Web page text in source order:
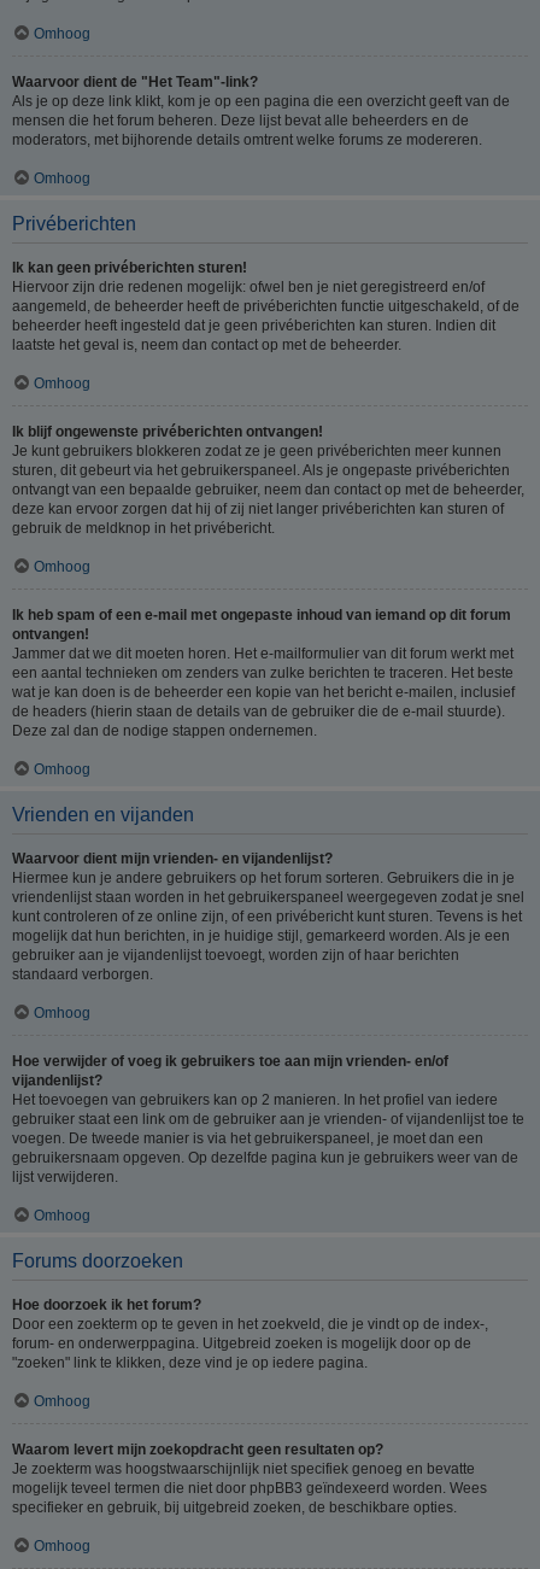
Omhoog
Waarvoor dient de "Het Team"-link?
Als je op deze link klikt, kom je op een pagina die een overzicht geeft van de
mensen die het forum beheren. Deze lijst bevat alle beheerders en de
moderators, met bijhorende details omtrent welke forums ze modereren.
Omhoog
Privéberichten
Ik kan geen privéberichten sturen!
Hiervoor zijn drie redenen mogelijk: ofwel ben je niet geregistreerd en/of
aangemeld, de beheerder heeft de privéberichten functie uitgeschakeld, of de
beheerder heeft ingesteld dat je geen privéberichten kan sturen. Indien dit
laatste het geval is, neem dan contact op met de beheerder.
Omhoog
Ik blijf ongewenste privéberichten ontvangen!
Je kunt gebruikers blokkeren zodat ze je geen privéberichten meer kunnen
sturen, dit gebeurt via het gebruikerspaneel. Als je ongepaste privéberichten
ontvangt van een bepaalde gebruiker, neem dan contact op met de beheerder,
deze kan ervoor zorgen dat hij of zij niet langer privéberichten kan sturen of
gebruik de meldknop in het privébericht.
Omhoog
Ik heb spam of een e-mail met ongepaste inhoud van iemand op dit forum
ontvangen!
Jammer dat we dit moeten horen. Het e-mailformulier van dit forum werkt met
een aantal technieken om zenders van zulke berichten te traceren. Het beste
wat je kan doen is de beheerder een kopie van het bericht e-mailen, inclusief
de headers (hierin staan de details van de gebruiker die de e-mail stuurde).
Deze zal dan de nodige stappen ondernemen.
Omhoog
Vrienden en vijanden
Waarvoor dient mijn vrienden- en vijandenlijst?
Hiermee kun je andere gebruikers op het forum sorteren. Gebruikers die in je
vriendenlijst staan worden in het gebruikerspaneel weergegeven zodat je snel
kunt controleren of ze online zijn, of een privébericht kunt sturen. Tevens is het
mogelijk dat hun berichten, in je huidige stijl, gemarkeerd worden. Als je een
gebruiker aan je vijandenlijst toevoegt, worden zijn of haar berichten
standaard verborgen.
Omhoog
Hoe verwijder of voeg ik gebruikers toe aan mijn vrienden- en/of
vijandenlijst?
Het toevoegen van gebruikers kan op 2 manieren. In het profiel van iedere
gebruiker staat een link om de gebruiker aan je vrienden- of vijandenlijst toe te
voegen. De tweede manier is via het gebruikerspaneel, je moet dan een
gebruikersnaam opgeven. Op dezelfde pagina kun je gebruikers weer van de
lijst verwijderen.
Omhoog
Forums doorzoeken
Hoe doorzoek ik het forum?
Door een zoekterm op te geven in het zoekveld, die je vindt op de index-,
forum- en onderwerppagina. Uitgebreid zoeken is mogelijk door op de
"zoeken" link te klikken, deze vind je op iedere pagina.
Omhoog
Waarom levert mijn zoekopdracht geen resultaten op?
Je zoekterm was hoogstwaarschijnlijk niet specifiek genoeg en bevatte
mogelijk teveel termen die niet door phpBB3 geïndexeerd worden. Wees
specifieker en gebruik, bij uitgebreid zoeken, de beschikbare opties.
Omhoog